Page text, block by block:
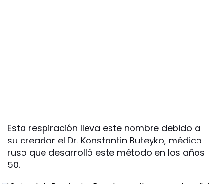
Esta respiración lleva este nombre debido a
su creador el Dr. Konstantin Buteyko, médico
ruso que desarrolló este método en los años
50.